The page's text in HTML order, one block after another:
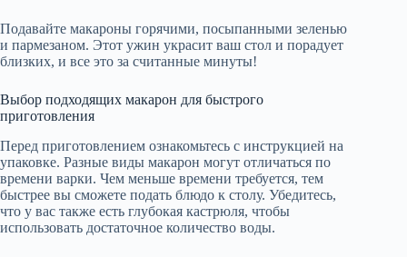
Подавайте макароны горячими, посыпанными зеленью
и пармезаном. Этот ужин украсит ваш стол и порадует
близких, и все это за считанные минуты!
Выбор подходящих макарон для быстрого
приготовления
Перед приготовлением ознакомьтесь с инструкцией на
упаковке. Разные виды макарон могут отличаться по
времени варки. Чем меньше времени требуется, тем
быстрее вы сможете подать блюдо к столу. Убедитесь,
что у вас также есть глубокая кастрюля, чтобы
использовать достаточное количество воды.